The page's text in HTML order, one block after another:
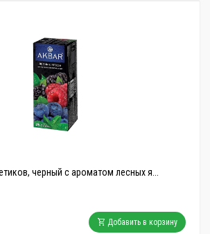
черный с ароматом лесных я...
Добавить в корзину